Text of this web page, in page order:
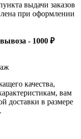
выдачи заказов
при оформлении
- 1000 ₽
качества,
вам
доставки в размере